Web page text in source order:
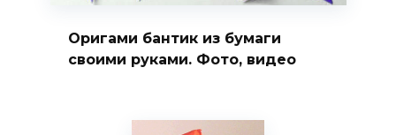
Оригами бантик из бумаги
своими руками. Фото, видео